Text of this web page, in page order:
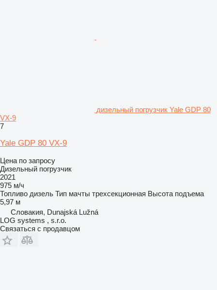
дизельный погрузчик Yale GDP 80
VX-9
7
Yale GDP 80 VX-9
Цена по запросу
Дизельный погрузчик
2021
975 м/ч
Топливо дизель Тип мачты трехсекционная Высота подъема
5,97 м
Словакия, Dunajská Lužná
LOG systems , s.r.o.
Связаться с продавцом